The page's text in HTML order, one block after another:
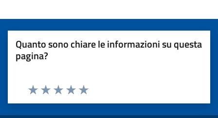
Quanto sono chiare le informazioni su questa
pagina?
Valuta 5 stelle su 5
Valuta 4 stelle su 5
Valuta 3 stelle su 5
Valuta 2 stelle su 5
Valuta 1 stelle su 5